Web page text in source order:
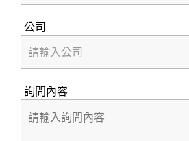
公司
詢問內容